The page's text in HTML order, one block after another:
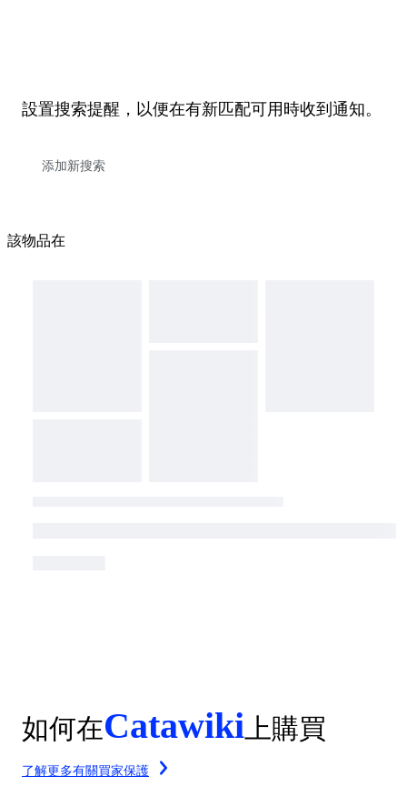
設置搜索提醒，以便在有新匹配可用時收到通知。
該物品在
如何在Catawiki 上購買
了解更多有關買家保護